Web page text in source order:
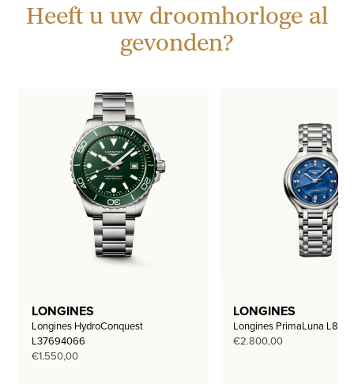
Heeft u uw droomhorloge al
gevonden?
LONGINES
Longines HydroConquest
L37694066
€1.550,00
LONGINES
Longines PrimaLuna
€2.800,00